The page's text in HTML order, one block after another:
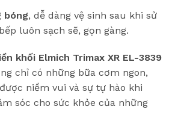
bóng, dễ dàng vệ sinh sau khi sử
luôn sạch sẽ, gọn gàng.
khối Elmich Trimax XR EL-3839
chỉ có những bữa cơm ngon,
niềm vui và sự tự hào khi
sóc cho sức khỏe của những